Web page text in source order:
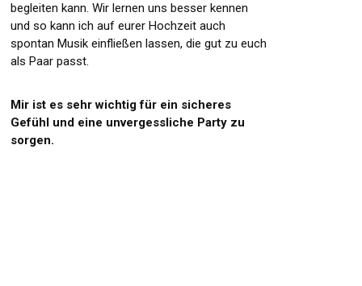
begleiten kann. Wir lernen uns besser kennen
und so kann ich auf eurer Hochzeit auch
spontan Musik einfließen lassen, die gut zu euch
als Paar passt.
Mir ist es sehr wichtig für ein sicheres
Gefühl und eine unvergessliche Party zu
sorgen.